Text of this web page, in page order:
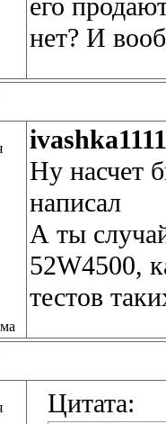
его
нет? И
ivashka1111
Ну насчет
написал
А ты
52W4500,
тестов
Цитата: